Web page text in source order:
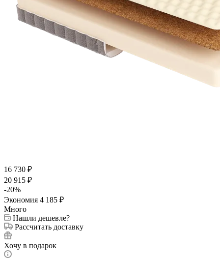
16 730 ₽
20 915 ₽
-20%
Экономия 4 185 ₽
Много
Нашли дешевле?
Рассчитать доставку
Хочу в подарок